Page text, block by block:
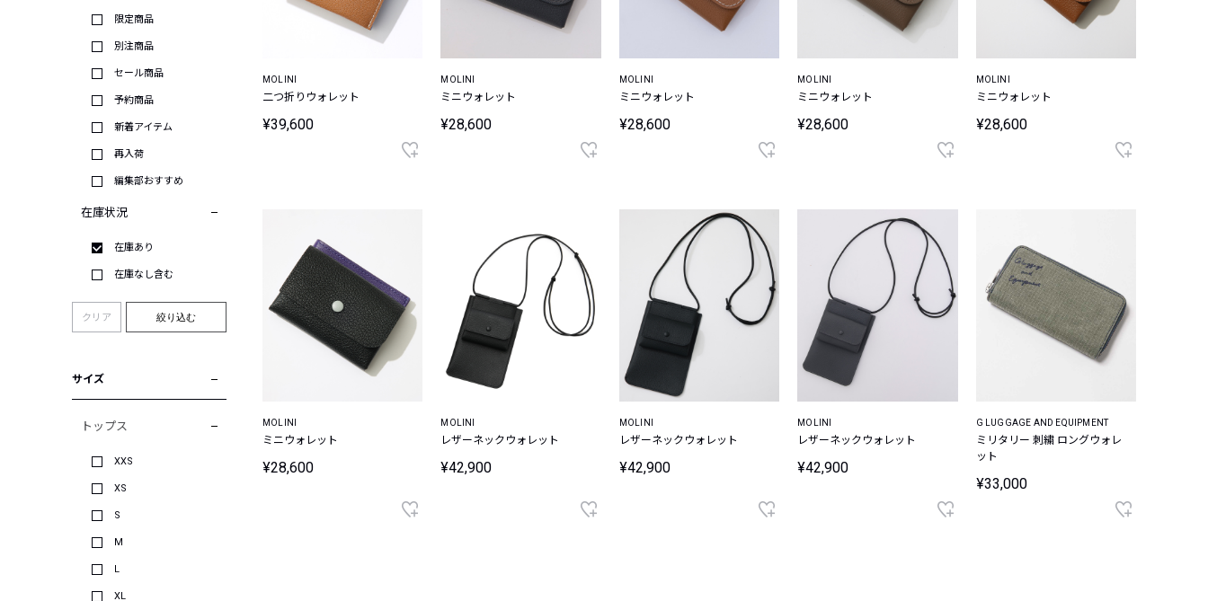
限定商品
別注商品
セール商品
予約商品
新着アイテム
再入荷
編集部おすすめ
在庫状況
在庫あり
在庫なし含む
クリア 絞り込む
サイズ
トップス
XXS
XS
S
M
L
XL
MOLINI
二つ折りウォレット
¥39,600
MOLINI
ミニウォレット
¥28,600
MOLINI
ミニウォレット
¥28,600
MOLINI
ミニウォレット
¥28,600
MOLINI
ミニウォレット
¥28,600
MOLINI
ミニウォレット
¥28,600
MOLINI
レザーネックウォレット
¥42,900
MOLINI
レザーネックウォレット
¥42,900
MOLINI
レザーネックウォレット
¥42,900
G LUGGAGE AND EQUIPMENT
ミリタリー 刺繍 ロングウォレ
ット
¥33,000